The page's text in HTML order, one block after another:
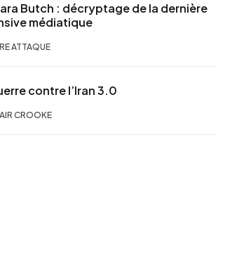
Butch : décryptage de la dernière
médiatique
ATTAQUE
contre l’Iran 3.0
CROOKE